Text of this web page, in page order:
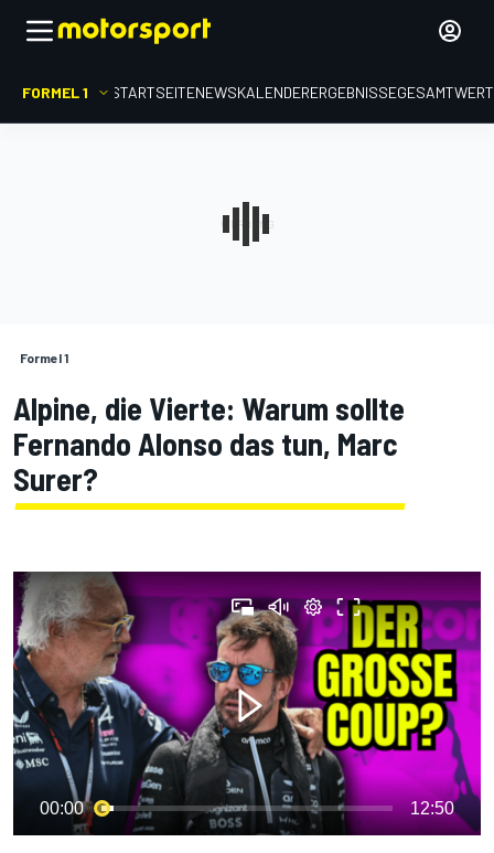
FORMEL 1 STARTSEITENEWSKALENDERERGEBNISSE
Formel 1
Alpine, die Vierte: Warum sollte
Fernando Alonso das tun, Marc
Surer?
00:00 12:50